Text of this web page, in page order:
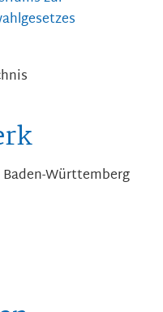
Württemberg